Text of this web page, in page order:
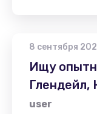
8 сентября
Ищу
Глендейл,
user